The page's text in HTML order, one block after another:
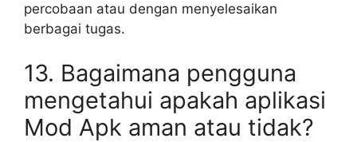
percobaan atau dengan menyelesaikan
berbagai tugas.
13. Bagaimana pengguna
mengetahui apakah aplikasi
Mod Apk aman atau tidak?